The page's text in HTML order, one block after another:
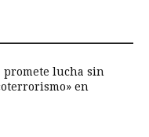
promete lucha sin
en